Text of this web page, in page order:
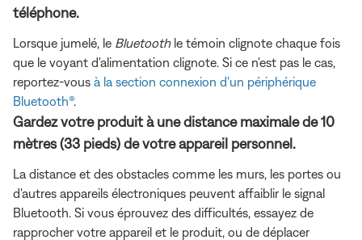
téléphone.
Lorsque jumelé, le Bluetoothle témoin clignote chaque fois
que le voyant d'alimentation clignote. Si ce n'est pas le cas,
reportez-vous à la section connexion d'un périphérique
Bluetooth®.
Gardez votre produit à une distance maximale de 10
mètres (33 pieds) de votre appareil personnel.
La distance et des obstacles comme les murs, les portes ou
d'autres appareils électroniques peuvent affaiblir le signal
Bluetooth. Si vous éprouvez des difficultés, essayez de
rapprocher votre appareil et le produit, ou de déplacer